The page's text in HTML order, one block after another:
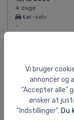
Vi bruger
annoncer og
”Accepter alle”
ønsker at
”Indstillinger”. Du
4 dage
Kør-selv
-
13/12 2026
Kør-selv